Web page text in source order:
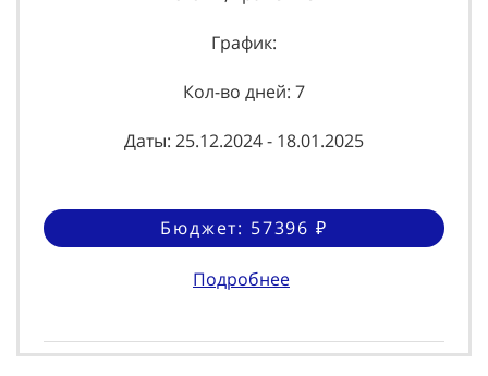
График:
Кол-во дней: 7
Даты: 25.12.2024 - 18.01.2025
Бюджет: 57396 ₽
Подробнее